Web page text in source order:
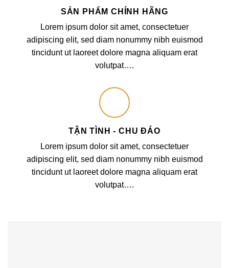
SẢN PHẨM CHÍNH HÃNG
Lorem ipsum dolor sit amet, consectetuer
adipiscing elit, sed diam nonummy nibh euismod
tincidunt ut laoreet dolore magna aliquam erat
volutpat….
TẬN TÌNH - CHU ĐÁO
Lorem ipsum dolor sit amet, consectetuer
adipiscing elit, sed diam nonummy nibh euismod
tincidunt ut laoreet dolore magna aliquam erat
volutpat….